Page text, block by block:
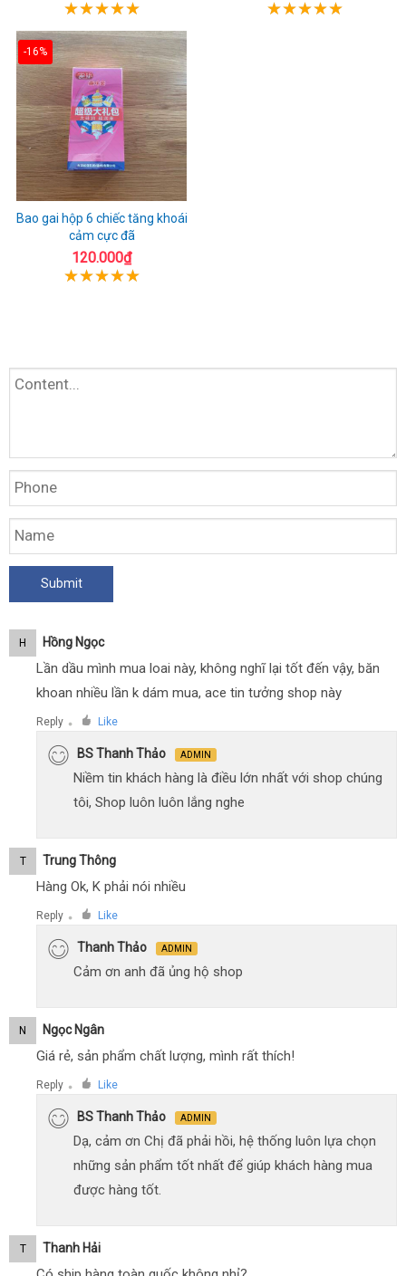
-16%
Bao gai hộp 6 chiếc tăng khoái
cảm cực đã
120.000₫
H Hồng Ngọc
Lần dầu mình mua loai này, không nghĩ lại tốt đến vậy, băn
khoan nhiều lần k dám mua, ace tin tưởng shop này
Reply ● Like
BS Thanh Thảo ADMIN
Niềm tin khách hàng là điều lớn nhất với shop chúng
tôi, Shop luôn luôn lắng nghe
T Trung Thông
Hàng Ok, K phải nói nhiều
Reply ● Like
Thanh Thảo ADMIN
Cảm ơn anh đã ủng hộ shop
N Ngọc Ngân
Giá rẻ, sản phẩm chất lượng, mình rất thích!
Reply ● Like
BS Thanh Thảo ADMIN
Dạ, cảm ơn Chị đã phải hồi, hệ thống luôn lựa chọn
những sản phẩm tốt nhất để giúp khách hàng mua
được hàng tốt.
T Thanh Hải